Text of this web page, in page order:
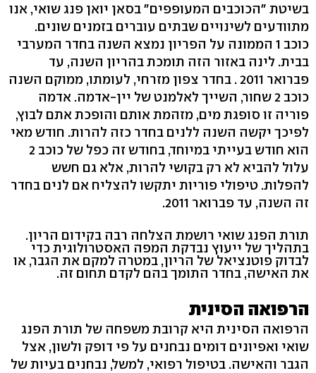
בשיטת "הכוכבים המעופפים" בסאן יואן פנג שואי, אנו
מתוודעים לשינויים שבתים עוברים בזמנים שונים.
כוכב 1 הממונה על הפריון נמצא השנה בחדר המערבי
בבית. לינה באזור הזה תומכת בהריון השנה, עד
פברואר 2011 . בחדר צפון מזרחי, לעומתו, ממוקם השנה
כוכב 2 שחור, השייך לאלמנט של יין-אדמה. אדמה
פוריה זו סופגת מים, מזהמת אותם והופכת אתם לבוץ,
לפיכך יקשה השנה ללנים בחדר כזה להרות. חודש מאי
הוא חודש בעייתי במיוחד, בחודש זה כפל של כוכב 2
עלול להביא לא רק בקושי להרות, אלא גם חשש
להפלות. טיפולי פוריות יתקשו להצליח אם לנים בחדר
זה השנה, עד פברואר 2011.
תורת הפנג שואי רושמת הצלחה רבה בקידום הריון.
בתהליך של ייעוץ נבדקת המפה האסטרולוגית כדי
לבדוק פוטנציאל של הריון, במטרה למקם את הגבר, או
את האישה, בחדר התומך בהם לקדם תחום זה.
הרפואה הסינית
הרפואה הסינית היא קרובת משפחה של תורת הפנג
שואי ואפיונים דומים נבחנים על פי דופק ולשון, אצל
הגבר והאישה. בטיפול רפואי, למשל, נבחנים בעיות של